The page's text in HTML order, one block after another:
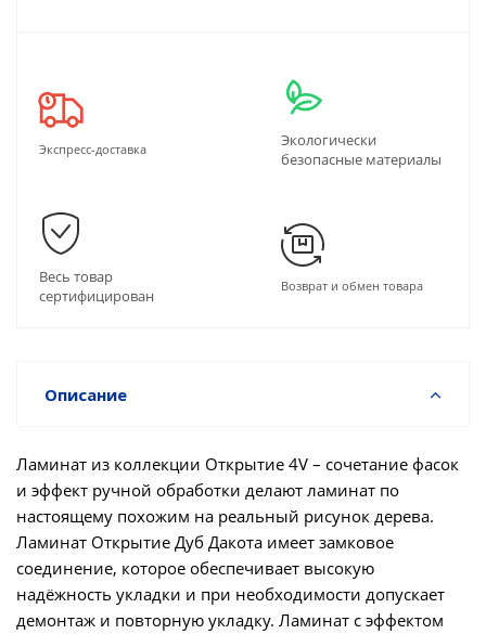
Экспресс-доставка
Экологически
безопасные материалы
Весь товар
сертифицирован
Возврат и обмен товара
Описание
Ламинат из коллекции Открытие 4V – сочетание фасок
и эффект ручной обработки делают ламинат по
настоящему похожим на реальный рисунок дерева.
Ламинат Открытие Дуб Дакота имеет замковое
соединение, которое обеспечивает высокую
надёжность укладки и при необходимости допускает
демонтаж и повторную укладку. Ламинат с эффектом